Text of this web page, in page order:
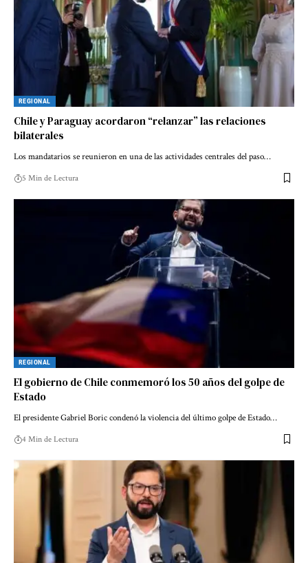
REGIONAL
Chile y Paraguay acordaron “relanzar” las relaciones
bilaterales
Los mandatarios se reunieron en una de las actividades centrales del paso…
5 Min de Lectura
REGIONAL
El gobierno de Chile conmemoró los 50 años del golpe de
Estado
El presidente Gabriel Boric condenó la violencia del último golpe de Estado…
4 Min de Lectura